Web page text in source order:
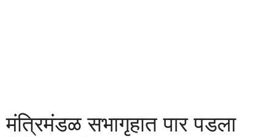
मंत्रिमंडळ सभागृहात पार पडला